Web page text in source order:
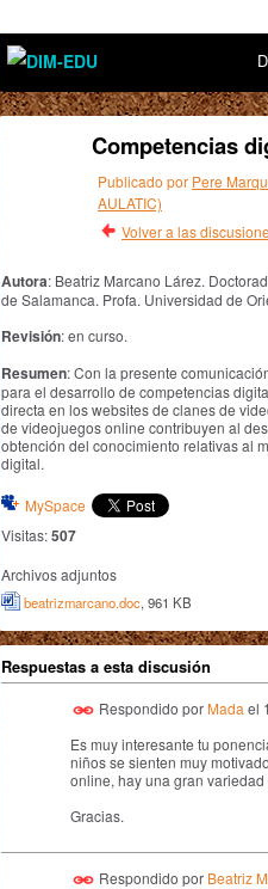
Competencias
Publicado por Pere
AULATIC)
Volver a las
Autora: Beatriz Marcano Lárez.
de Salamanca. Profa. Universidad de
Revisión: en curso.
Resumen: Con la presente
para el desarrollo de competencias
directa en los websites de clanes de
de videojuegos online contribuyen al
obtención del conocimiento relativas al
digital.
MySpace
Visitas:507
Archivos adjuntos
beatrizmarcano.doc, 961 KB
Respuestas a esta discusión
Respondido por Mada el
Es muy interesante tu
niños se sienten muy
online, hay una gran variedad
Gracias.
Respondido por Beatriz